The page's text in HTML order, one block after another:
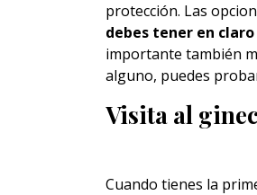
protección. Las
debes tener en
importante también
alguno, puedes
Visita al
Cuando tienes la